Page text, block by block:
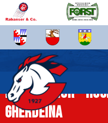
News senior -
Gherdëina